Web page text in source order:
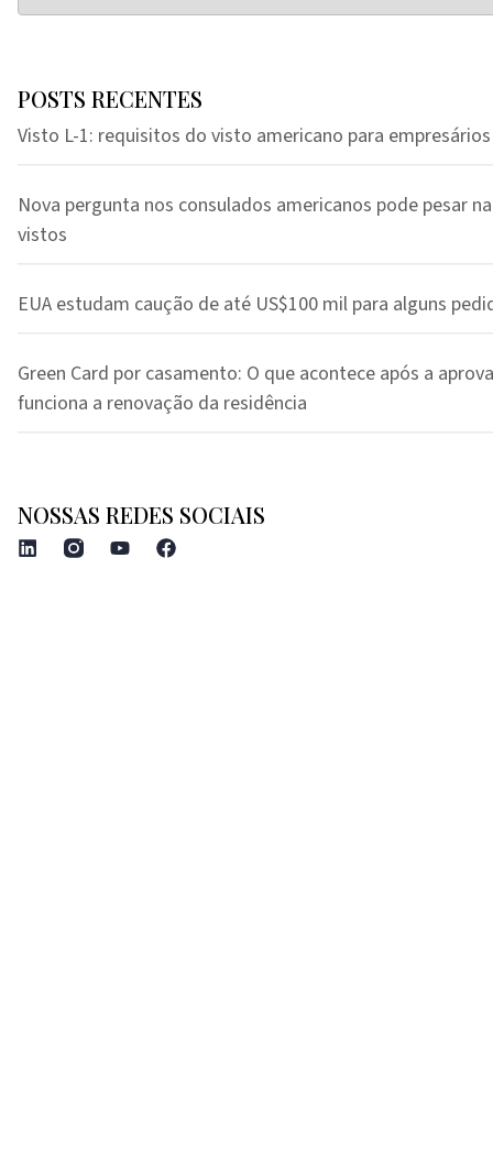
POSTS RECENTES
Visto L-1: requisitos do visto americano para empresários
Nova pergunta nos consulados americanos pode pesar
vistos
EUA estudam caução de até US$100 mil para alguns
Green Card por casamento: O que acontece após a
funciona a renovação da residência
NOSSAS REDES SOCIAIS